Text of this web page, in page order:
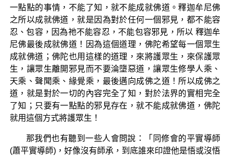
一點點的事情，不能了知，就不能成就佛道。釋迦牟尼佛
之所以成就佛道，就是因為對於任何一個邪見，都不能容
忍、包容，因為祂不能容忍，不能包容邪見，所以 釋迦牟
尼佛最後成就佛道！因為這個道理，佛陀希望每一個眾生
成就佛道；佛陀也用這樣的道理，來將護眾生，來保護眾
生，讓眾生離開邪見而不要淪墮惡道，讓眾生修學人乘、
天乘、聲聞乘、緣覺乘，最後邁向成佛之道！所以成佛之
道，就是對於一切的內容完全了知，對於法界的實相完全
了知；只要有一點點的邪見存在，就不能成就佛道，佛陀
就用這個方式將護眾生！
那我們也有聽到一些人會問說：「同修會的平實導師
(蕭平實導師)，好像沒有師承，到底誰來印證他是悟或沒悟